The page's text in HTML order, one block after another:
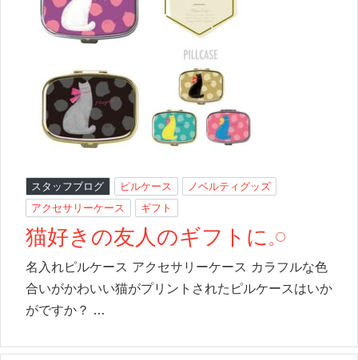
スタッフブログ ピルケース
ノベルティグッズ
アクセサリーケース
ギフト
猫好きの友人のギフトに𓈒𓏸
名入れピルケース アクセサリーケース カラフルな色
合いがかわいい猫がプリントされたピルケースはいか
がですか？ …